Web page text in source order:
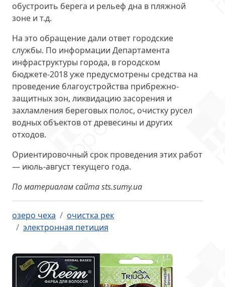
обустроить берега и рельеф дна в пляжной
зоне и т.д.
На это обращение дали ответ городские
службы. По информации Департамента
инфраструктуры города, в городском
бюджете-2018 уже предусмотрены средства на
проведение благоустройства прибрежно-
защитных зон, ликвидацию засорения и
захламления береговых полос, очистку русел
водных объектов от древесины и других
отходов.
Ориентировочный срок проведения этих работ
— июль-август текущего года.
По материалам сайта sts.sumy.ua
озеро чеха
очистка рек
электронная петиция